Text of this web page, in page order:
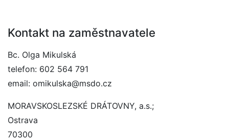
Kontakt na zaměstnavatele
Bc. Olga Mikulská
telefon: 602 564 791
email: omikulska@msdo.cz
MORAVSKOSLEZSKÉ DRÁTOVNY, a.s.;
Ostrava
70300